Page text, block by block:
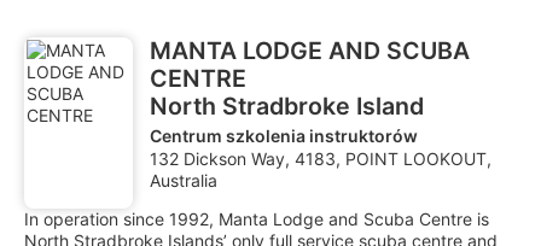
MANTA LODGE AND SCUBA
CENTRE
North Stradbroke Island
Centrum szkolenia instruktorów
132 Dickson Way, 4183, POINT LOOKOUT,
Australia
In operation since 1992, Manta Lodge and Scuba Centre is
North Stradbroke Islands’ only full service scuba centre and